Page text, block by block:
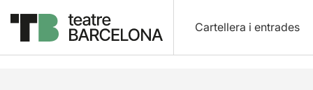
Cartellera i entrades